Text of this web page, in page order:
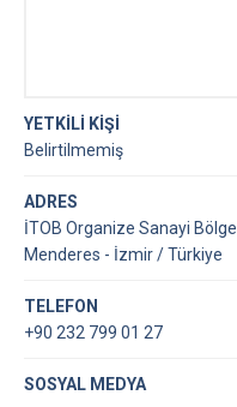
YETKİLİ KİŞİ
Belirtilmemiş
ADRES
İTOB Organize Sanayi
Menderes - İzmir / Türkiye
TELEFON
+90 232 799 01 27
SOSYAL MEDYA